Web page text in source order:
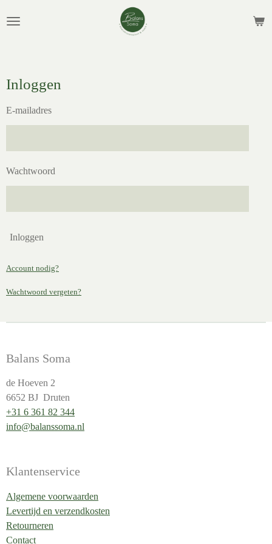
direct
Inloggen
E-mailadres
Wachtwoord
Inloggen
Account nodig?
Wachtwoord vergeten?
Balans Soma
de Hoeven 2
6652 BJ Druten
+31 6 361 82 344
info@balanssoma.nl
Klantenservice
Algemene voorwaarden
Levertijd en verzendkosten
Retourneren
Contact